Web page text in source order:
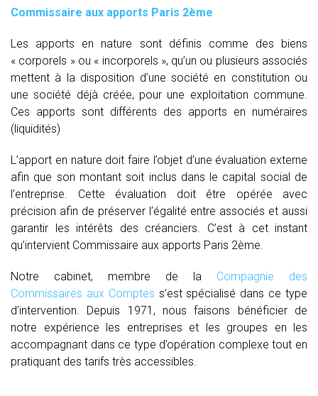
Commissaire aux apports Paris 2ème
Les apports en nature sont définis comme des biens
« corporels » ou « incorporels », qu’un ou plusieurs associés
mettent à la disposition d’une société en constitution ou
une société déjà créée, pour une exploitation commune.
Ces apports sont différents des apports en numéraires
(liquidités)
L’apport en nature doit faire l’objet d’une évaluation externe
afin que son montant soit inclus dans le capital social de
l’entreprise. Cette évaluation doit être opérée avec
précision afin de préserver l’égalité entre associés et aussi
garantir les intérêts des créanciers. C’est à cet instant
qu’intervient Commissaire aux apports Paris 2ème.
Notre cabinet, membre de la Compagnie des
Commissaires aux Comptes s’est spécialisé dans ce type
d’intervention. Depuis 1971, nous faisons bénéficier de
notre expérience les entreprises et les groupes en les
accompagnant dans ce type d’opération complexe tout en
pratiquant des tarifs très accessibles.